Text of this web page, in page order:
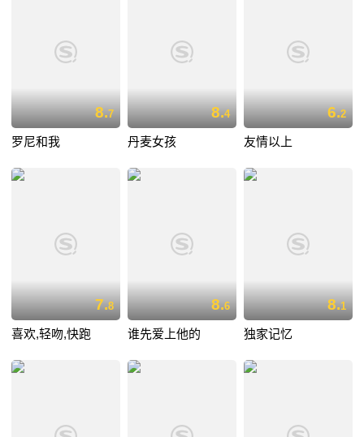
8.7
罗尼和我
8.4
丹麦女孩
6.2
友情以上
7.8
喜欢,轻吻,快跑
8.6
谁先爱上他的
8.1
独家记忆